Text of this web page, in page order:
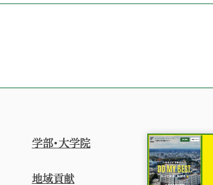
学部・大学院
地域貢献